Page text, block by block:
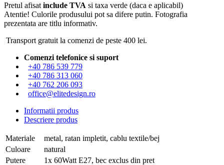
Pretul afisat include TVA si taxa verde (daca e aplicabil)
Atentie! Culorile produsului pot sa difere putin. Fotografia
prezentata are titlu informativ.
Transport gratuit la comenzi de peste 400 lei.
Comenzi telefonice si suport
+40 786 539 779
+40 786 313 060
+40 762 206 093
office@elitedesign.ro
Informatii produs
Descriere produs
Materiale
metal, ratan impletit, cablu textile/bej
Culoare
natural
Putere
1x 60Watt E27, bec exclus din pret